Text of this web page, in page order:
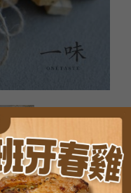
【一味ONETASTE】天然精